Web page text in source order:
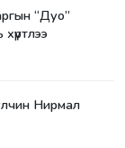
“Дуо”
Нирмал